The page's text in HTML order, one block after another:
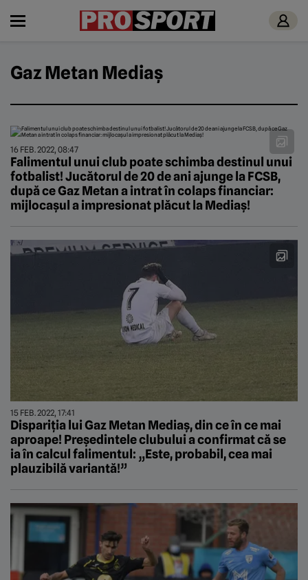
Gaz Metan Mediaș
16 FEB. 2022, 08:47
Falimentul unui club poate schimba destinul unui
fotbalist! Jucătorul de 20 de ani ajunge la FCSB,
după ce Gaz Metan a intrat în colaps financiar:
mijlocașul a impresionat plăcut la Mediaș!
15 FEB. 2022, 17:41
Dispariția lui Gaz Metan Mediaș, din ce în ce mai
aproape! Președintele clubului a confirmat că se
ia în calcul falimentul: „Este, probabil, cea mai
plauzibilă variantă!”